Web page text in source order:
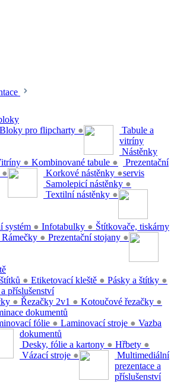
Bloky pro flipcharty ●
Tabule a
vitríny
● Kombinované tabule ●
●
Nástěnky
Korkové nástěnky ●
Samolepicí nástěnky ●
Textilní nástěnky ●
Prezentační
servis
systém ● Infotabulky ●
Rámečky ● Prezentační stojany ●
Štítkovače, tiskárny
● Etiketovací kleště ● Pásky a štítky ●
příslušenství
● Řezačky 2v1 ● Kotoučové řezačky ●
dokumentů
fólie ● Laminovací stroje ● Vazba
dokumentů
Desky, fólie a kartony ● Hřbety ●
Vázací stroje ●
Multimediální
prezentace a
příslušenství